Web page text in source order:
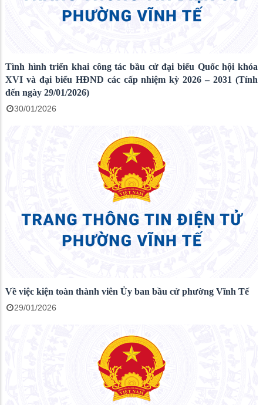
Tình hình triển khai công tác bầu cử đại biểu Quốc hội khóa
XVI và đại biểu HĐND các cấp nhiệm kỳ 2026 – 2031 (Tính
đến ngày 29/01/2026)
30/01/2026
Về việc kiện toàn thành viên Ủy ban bầu cử phường Vĩnh Tế
29/01/2026